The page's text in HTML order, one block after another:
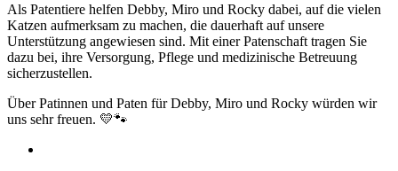
Als Patentiere helfen Debby, Miro und Rocky dabei, auf die vielen
Katzen aufmerksam zu machen, die dauerhaft auf unsere
Unterstützung angewiesen sind. Mit einer Patenschaft tragen Sie
dazu bei, ihre Versorgung, Pflege und medizinische Betreuung
sicherzustellen.
Über Patinnen und Paten für Debby, Miro und Rocky würden wir
uns sehr freuen. 💛🐾